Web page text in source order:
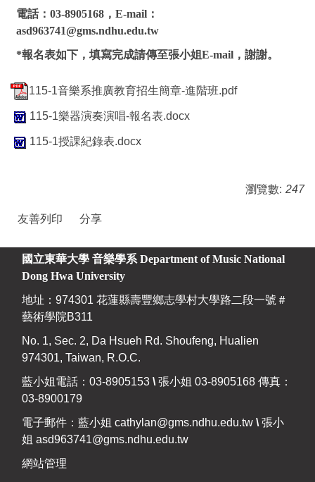
電話：03-8905168，E-mail：
asd963741@gms.ndhu.edu.tw
*報名表如下，填寫完成請傳至張小姐E-mail，謝謝。
115-1音樂系推廣教育招生簡章-進階班.pdf
115-1樂器演奏演唱-報名表.docx
115-1授課紀錄表.docx
瀏覽數: 247
友善列印 分享
國立東華大學 音樂學系 Department of Music National
Dong Hwa University
地址：974301 花蓮縣壽豐鄉志學村大學路二段一號＃
藝術學院B311
No. 1, Sec. 2, Da Hsueh Rd. Shoufeng, Hualien
974301, Taiwan, R.O.C.
藍小姐電話：03-8905153 \ 張小姐 03-8905168 傳真：
03-8900179
電子郵件：藍小姐 cathylan@gms.ndhu.edu.tw \ 張小
姐 asd963741@gms.ndhu.edu.tw
網站管理